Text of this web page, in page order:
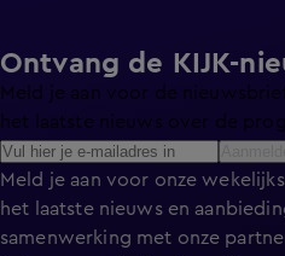
Ontvang de KIJK-
Meld je aan voor de
het laatste nieuws over de
Meld je aan voor onze
het laatste nieuws en
samenwerking met onze